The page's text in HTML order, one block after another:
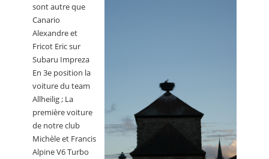
sont autre que
Canario
Alexandre et
Fricot Eric sur
Subaru Impreza
En 3e position la
voiture du team
Allheilig ; La
première voiture
de notre club
Michèle et Francis
Alpine V6 Turbo